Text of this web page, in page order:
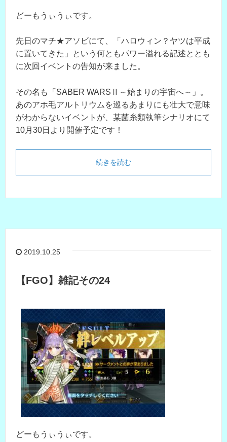
どーもうぃうぃです。
先日のマチ★アソビにて、「ハロウィン？ヤツは平成
に置いてきた」という何ともパワー溢れる記述ととも
に次回イベントの告知が来ました。
その名も「SABER WARSⅡ～始まりの宇宙へ～」。
あのアホ毛アルトリウムを巡るあまりにも壮大で意味
がわからないイベントが、某菌糸類執筆シナリオにて
10月30日より開催予定です！
続きを読む
2019.10.25
【FGO】雑記その24
どーもうぃうぃです。